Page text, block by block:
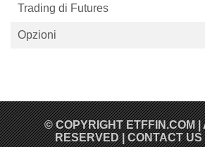
Trading di Futures
Opzioni
© COPYRIGHTETFFIN.COM|
RESERVED |CONTACT US